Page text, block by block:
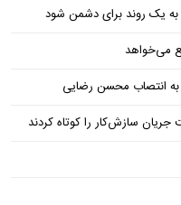
به یک روند برای دشمن شود
می‌خواهد
به انتصاب محسن رضایی
سازش‌کار را کوتاه کردند